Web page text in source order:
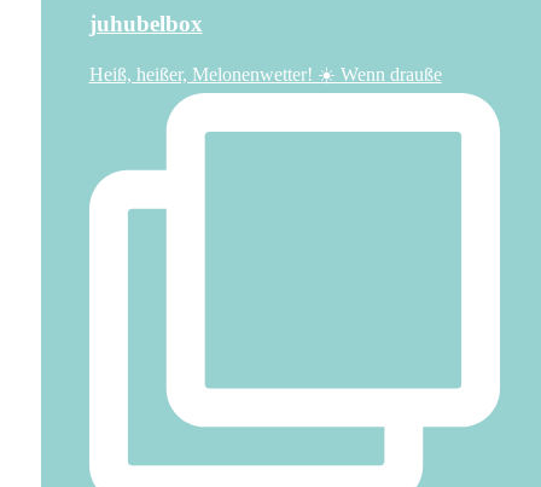
juhubelbox
Heiß, heißer, Melonenwetter! ☀️ Wenn drauße